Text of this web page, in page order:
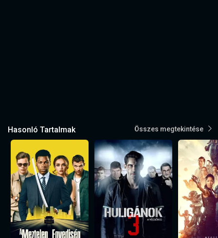
Hasonló Tartalmak Összes megtekintése